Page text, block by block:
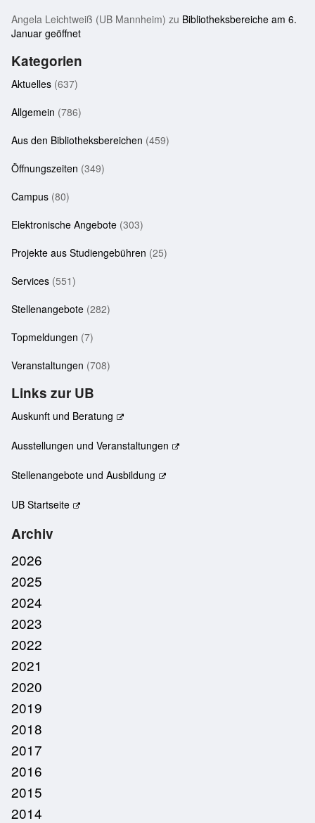
Angela Leichtweiß (UB Mannheim) zu Bibliotheksbereiche am 6.
Januar geöffnet
Kategorien
Aktuelles (637)
Allgemein (786)
Aus den Bibliotheksbereichen (459)
Öffnungszeiten (349)
Campus (80)
Elektronische Angebote (303)
Projekte aus Studiengebühren (25)
Services (551)
Stellenangebote (282)
Topmeldungen (7)
Veranstaltungen (708)
Links zur UB
Auskunft und Beratung
Ausstellungen und Veranstaltungen
Stellenangebote und Ausbildung
UB Startseite
Archiv
2026
2025
2024
2023
2022
2021
2020
2019
2018
2017
2016
2015
2014